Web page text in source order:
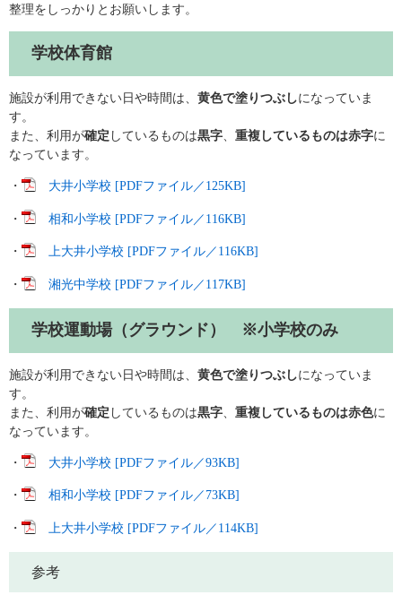
整理をしっかりとお願いします。
学校体育館
施設が利用できない日や時間は、 黄色で塗りつぶしになっていま
す。
また、利用が確定 しているものは黒字 重複しているものは赤字に
なっています。
・ 大井小学校 [PDFファイル／125KB]
・ 相和小学校 [PDFファイル／116KB]
・ 上大井小学校 [PDFファイル／116KB]
・ 湘光中学校 [PDFファイル／117KB]
学校運動場（グラウンド） ※小学校のみ
施設が利用できない日や時間は、 黄色で塗りつぶしになっていま
す。
また、利用が確定 しているものは黒字 重複しているものは赤色に
なっています。
・ 大井小学校 [PDFファイル／93KB]
・ 相和小学校 [PDFファイル／73KB]
・ 上大井小学校 [PDFファイル／114KB]
参考